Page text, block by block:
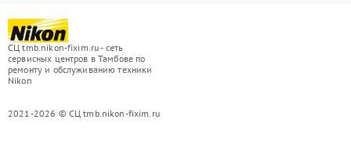
СЦ tmb.nikon-fixim.ru - сеть
сервисных центров в Тамбове по
ремонту и обслуживанию техники
Nikon
2021-2026 © СЦ tmb.nikon-fixim.ru